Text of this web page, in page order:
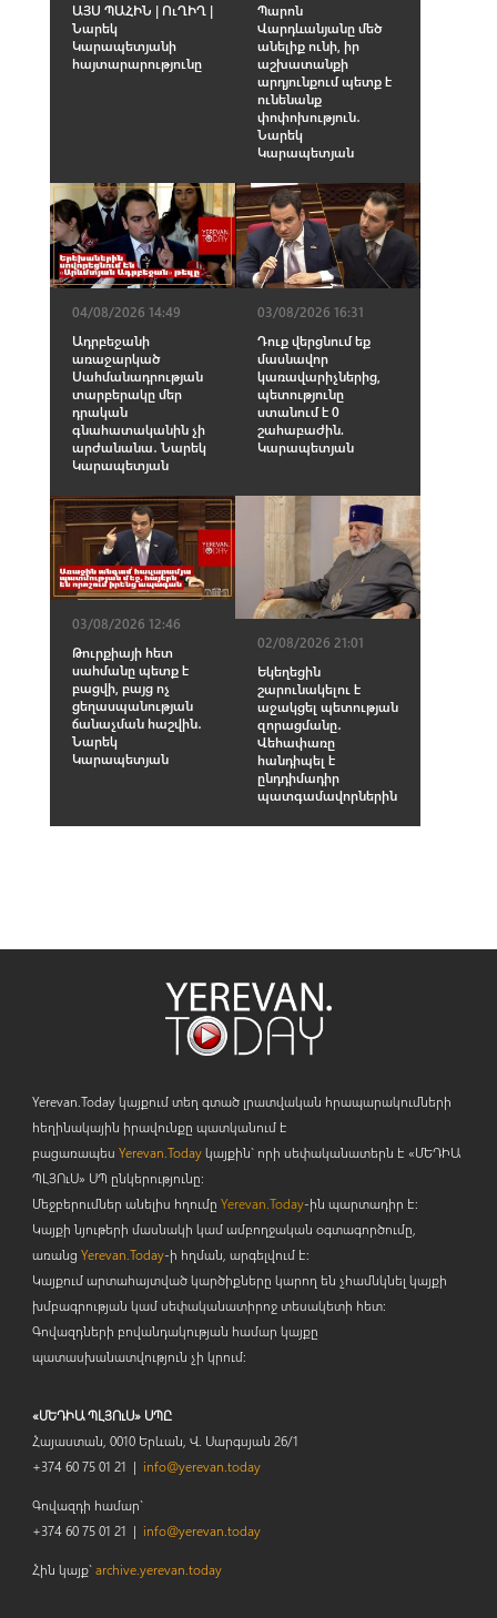
ԱՅՍ ՊԱՀԻՆ | ՈւՂԻՂ |
Նարեկ
Կարապետյանի
հայտարարությունը
Պարոն
Վարդևանյանը մեծ
անելիք ունի, իր
աշխատանքի
արդյունքում պետք է
ունենանք
փոփոխություն․
Նարեկ
Կարապետյան
04/08/2026 14:49
Ադրբեջանի
առաջարկած
Սահմանադրության
տարբերակը մեր
դրական
գնահատականին չի
արժանանա․ Նարեկ
Կարապետյան
03/08/2026 16:31
Դուք վերցնում եք
մասնավոր
կառավարիչներից,
պետությունը
ստանում է 0
շահաբաժին.
Կարապետյան
03/08/2026 12:46
Թուրքիայի հետ
սահմանը պետք է
բացվի, բայց ոչ
ցեղասպանության
ճանաչման հաշվին․
Նարեկ
Կարապետյան
02/08/2026 21:01
Եկեղեցին
շարունակելու է
աջակցել պետության
զորացմանը․
Վեհափառը
հանդիպել է
ընդդիմադիր
պատգամավորներին
Yerevan.Today կայքում տեղ գտած լրատվական հրապարակումների
հեղինակային իրավունքը պատկանում է
բացառապես Yerevan.Todayկայքին` որի սեփականատերն է «ՄԵԴԻԱ
ՊԼՅՈւՍ» ՍՊ ընկերությունը։
Մեջբերումներ անելիս հղումը Yerevan.Today-ին պարտադիր է:
Կայքի նյութերի մասնակի կամ ամբողջական օգտագործումը,
առանց Yerevan.Today-ի հղման, արգելվում է:
Կայքում արտահայտված կարծիքները կարող են չհամնկնել կայքի
խմբագրության կամ սեփականատիրոջ տեսակետի հետ:
Գովազդների բովանդակության համար կայքը
պատասխանատվություն չի կրում:
«ՄԵԴԻԱ ՊԼՅՈւՍ» ՍՊԸ
Հայաստան, 0010 Երևան, Վ. Սարգսյան 26/1
+374 60 75 01 21 | info@yerevan.today
Գովազդի համար`
+374 60 75 01 21 | info@yerevan.today
Հին կայք`archive.yerevan.today